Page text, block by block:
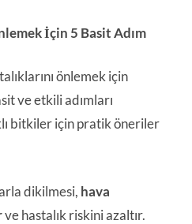
İçin 5 Basit Adım
önlemek için
ve etkili adımları
bitkiler için pratik öneriler
dikilmesi, hava
ve hastalık riskini azaltır.